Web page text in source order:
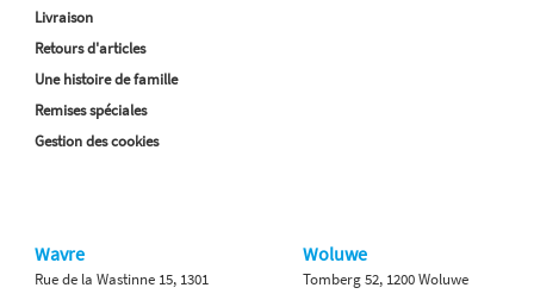
Livraison
Retours d'articles
Une histoire de famille
Remises spéciales
Gestion des cookies
Wavre
Rue de la Wastinne 15, 1301
Woluwe
Tomberg 52, 1200 Woluwe